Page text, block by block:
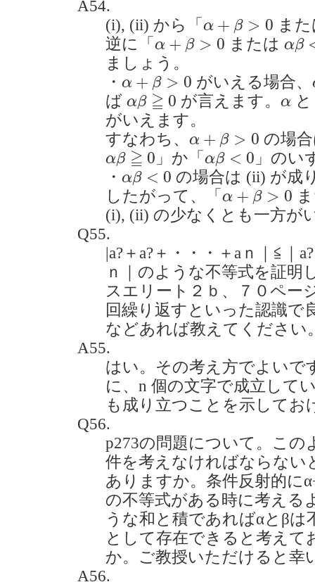
A54.
(i), (ii) から「 α + β > 0
α β >0
ま
逆に「 α + β > 0
α β>0 または αβ
α β<
ましょう。
・ α + β > 0
α+ β>0 がいえる場合、
ば αβ ≧ 0
α β≧0 が言えます。α
α
がいえます。
すなわち、 α + β > 0
α β >0 の場
αβ ≧ 0
α β≧0 」か「αβ < 0
α β< 0
」のい
・ αβ < 0
αβ< 0
の場合は (ii) が成
したがって、「 α + β > 0
α+β>0
(i), (ii) の少なくとも一方が
Q55.
|a?＋a?＋・・・＋aｎ｜≦｜
ｎ｜のような不等式を証明
スエリート２ｂ、７０ペー
回繰り返すといった認識で
などあれば教えてください
A55.
はい。その考え方でよいで
に、n 個の文字で成立して
も成り立つことを示してお
Q56.
p273の問題について。この
件を考えなければならない
ありますか。条件反射的に
の不等式がある時に考える
うな和と積であればαとβは
として存在できると考えて
か。ご教授いただけると幸
A56.